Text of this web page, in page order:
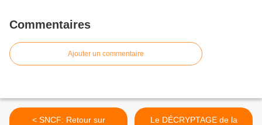
Commentaires
Ajouter un commentaire
< SNCF: Retour sur
Le DÉCRYPTAGE de la